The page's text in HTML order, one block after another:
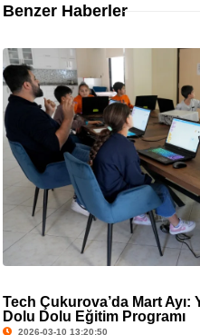
Benzer Haberler
Tech Çukurova’da Mart
Dolu Dolu Eğitim Programı
2026-03-10 13:20:50